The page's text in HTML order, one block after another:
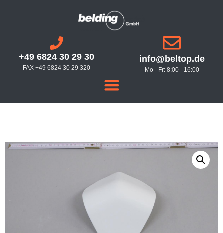
+49 6824 30 29 30
FAX +49 6824 30 29 320
info@beltop.de
Mo - Fr: 8:00 - 16:00